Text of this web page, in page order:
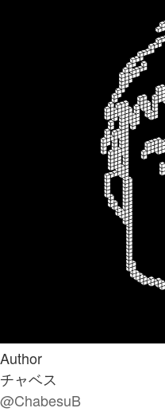
Author
チャベス
@ChabesuB